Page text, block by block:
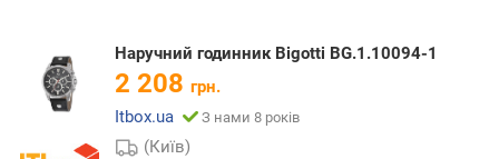
Наручний годинник Bigotti BG.1.10094-1
2 208 грн.
Itbox.ua
З нами 8 років
(Київ)